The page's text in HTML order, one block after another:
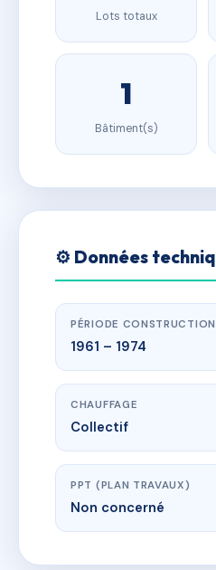
Lots totaux
1
Bâtiment(s)
⚙️ Données
PÉRIODE CONSTRUCTION
1961 – 1974
CHAUFFAGE
Collectif
PPT (PLAN TRAVAUX)
Non concerné